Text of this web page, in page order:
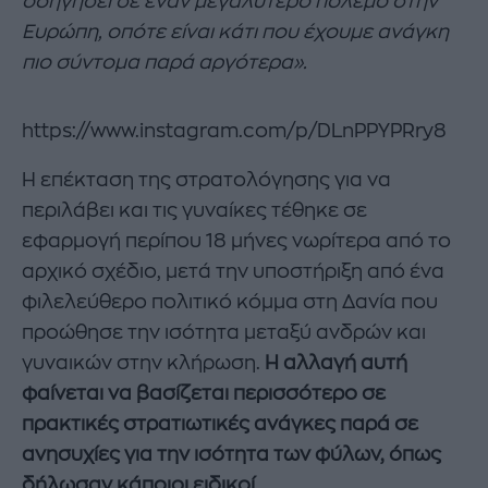
Ευρώπη, οπότε είναι κάτι που έχουμε ανάγκη
πιο σύντομα παρά αργότερα».
https://www.instagram.com/p/DLnPPYPRry8
Η επέκταση της στρατολόγησης για να
περιλάβει και τις γυναίκες τέθηκε σε
εφαρμογή περίπου 18 μήνες νωρίτερα από το
αρχικό σχέδιο, μετά την υποστήριξη από ένα
φιλελεύθερο πολιτικό κόμμα στη Δανία που
προώθησε την ισότητα μεταξύ ανδρών και
γυναικών στην κλήρωση. Η αλλαγή αυτή
φαίνεται να βασίζεται περισσότερο σε
πρακτικές στρατιωτικές ανάγκες παρά σε
ανησυχίες για την ισότητα των φύλων, όπως